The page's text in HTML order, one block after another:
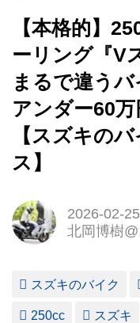
【本格的】
ーリング『V
まるで違う
アンダー60万
【スズキの
ス】
2026-02-25
北岡博樹
スズキのバイク
250cc スズキ